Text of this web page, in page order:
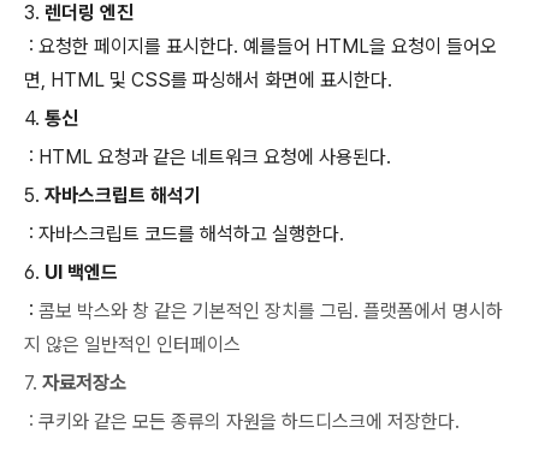
3. 렌더링 엔진
: 요청한 페이지를 표시한다. 예를들어 HTML을 요청이 들어오
면, HTML 및 CSS를 파싱해서 화면에 표시한다.
4. 통신
: HTML 요청과 같은 네트워크 요청에 사용된다.
5. 자바스크립트 해석기
: 자바스크립트 코드를 해석하고 실행한다.
6. UI 백엔드
: 콤보 박스와 창 같은 기본적인 장치를 그림. 플랫폼에서 명시하
지 않은 일반적인 인터페이스
7. 자료저장소
: 쿠키와 같은 모든 종류의 자원을 하드디스크에 저장한다.